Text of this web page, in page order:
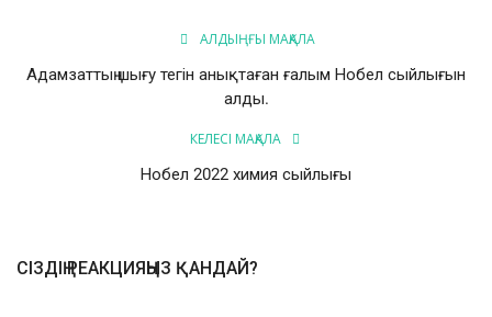
АЛДЫҢҒЫ МАҚАЛА
Адамзаттың шығу тегін анықтаған ғалым Нобел сыйлығын
алды.
КЕЛЕСІ МАҚАЛА
Нобел 2022 химия сыйлығы
СІЗДІҢ РЕАКЦИЯҢЫЗ ҚАНДАЙ?